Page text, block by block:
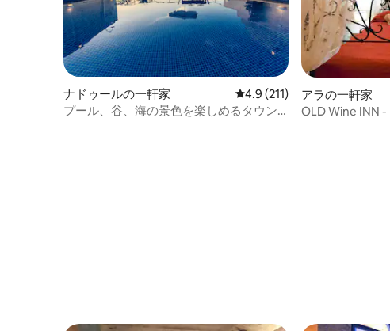
ナドゥールの一軒家 レビュー211件、5つ星中4.9
4.9 (211)
プール、谷、海の景色を楽しめるタウン
アラの一軒家
OLD Wine INN